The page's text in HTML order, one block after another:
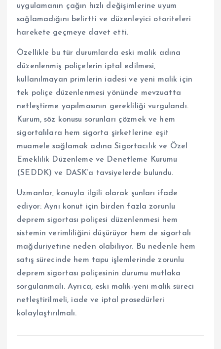
uygulamanın çağın hızlı değişimlerine uyum
sağlamadığını belirtti ve düzenleyici otoriteleri
harekete geçmeye davet etti.
Özellikle bu tür durumlarda eski malik adına
düzenlenmiş poliçelerin iptal edilmesi,
kullanılmayan primlerin iadesi ve yeni malik için
tek poliçe düzenlenmesi yönünde mevzuatta
netleştirme yapılmasının gerekliliği vurgulandı.
Kurum, söz konusu sorunları çözmek ve hem
sigortalılara hem sigorta şirketlerine eşit
muamele sağlamak adına Sigortacılık ve Özel
Emeklilik Düzenleme ve Denetleme Kurumu
(SEDDK) ve DASK’a tavsiyelerde bulundu.
Uzmanlar, konuyla ilgili olarak şunları ifade
ediyor: Aynı konut için birden fazla zorunlu
deprem sigortası poliçesi düzenlenmesi hem
sistemin verimliliğini düşürüyor hem de sigortalı
mağduriyetine neden olabiliyor. Bu nedenle hem
satış sürecinde hem tapu işlemlerinde zorunlu
deprem sigortası poliçesinin durumu mutlaka
sorgulanmalı. Ayrıca, eski malik-yeni malik süreci
netleştirilmeli, iade ve iptal prosedürleri
kolaylaştırılmalı.